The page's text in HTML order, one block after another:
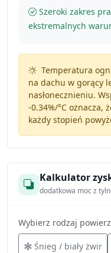
Szeroki zakres
ekstremalnych
Temperatura
na dachu w gorący
nasłonecznieniu.
-0.34%/°Coznacza,
każdy stopień
Kalkulator
dodatkowa moc z
Wybierz rodzaj
Śnieg / biały żwir